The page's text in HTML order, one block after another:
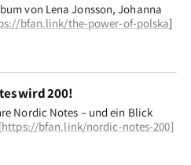
von Lena Jonsson, Johanna
bfan.link/the-power-of-polska]
wird 200!
Nordic Notes – und ein Blick
[https://bfan.link/nordic-notes-200]